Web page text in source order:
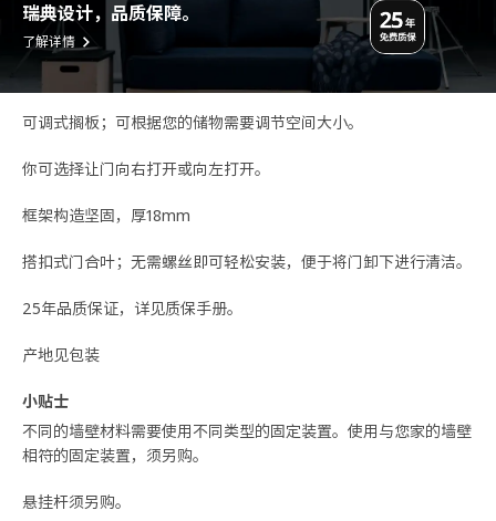
瑞典设计，品质保障。
了解详情
可调式搁板；可根据您的储物需要调节空间大小。
你可选择让门向右打开或向左打开。
框架构造坚固，厚18mm
搭扣式门合叶；无需螺丝即可轻松安装，便于将门卸下进行清洁。
25年品质保证，详见质保手册。
产地见包装
小贴士
不同的墙壁材料需要使用不同类型的固定装置。使用与您家的墙壁
相符的固定装置，须另购。
悬挂杆须另购。